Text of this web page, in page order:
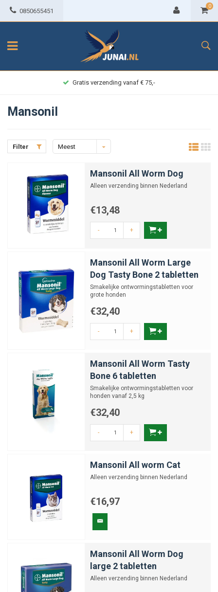
0850655451
0
Gratis verzending vanaf € 75,-
Mansonil
Filter
Meest
Mansonil All Worm Dog
Alleen verzending binnen Nederland
€13,48
- +
Mansonil All Worm Large
Dog Tasty Bone 2 tabletten
Smakelijke ontwormingstabletten voor
grote honden
€32,40
- +
Mansonil All Worm Tasty
Bone 6 tabletten
Smakelijke ontwormingstabletten voor
honden vanaf 2,5 kg
€32,40
- +
Mansonil All worm Cat
Alleen verzending binnen Nederland
€16,97
Mansonil All Worm Dog
large 2 tabletten
Alleen verzending binnen Nederland